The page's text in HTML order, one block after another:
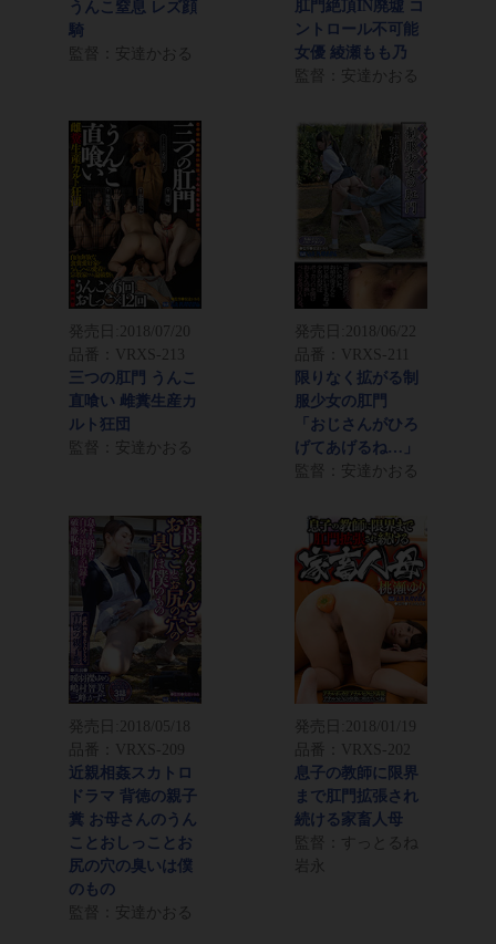
うんこ窒息 レズ顔
騎
監督：安達かおる
肛門絶頂IN廃墟 コ
ントロール不可能
女優 綾瀬もも乃
監督：安達かおる
発売日: 2018/07/20
品番：VRXS-213
三つの肛門 うんこ
直喰い 雌糞生産カ
ルト狂団
監督：安達かおる
発売日: 2018/06/22
品番：VRXS-211
限りなく拡がる制
服少女の肛門
「おじさんがひろ
げてあげるね…」
監督：安達かおる
発売日: 2018/05/18
品番：VRXS-209
近親相姦スカトロ
ドラマ 背徳の親子
糞 お母さんのうん
ことおしっことお
尻の穴の臭いは僕
のもの
監督：安達かおる
発売日: 2018/01/19
品番：VRXS-202
息子の教師に限界
まで肛門拡張され
続ける家畜人母
監督：すっとるね
岩永